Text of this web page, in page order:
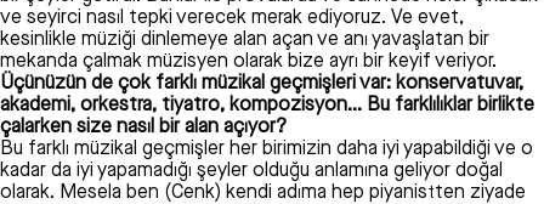
ve seyirci nasıl tepki verecek merak ediyoruz. Ve evet,
kesinlikle müziği dinlemeye alan açan ve anı yavaşlatan bir
mekanda çalmak müzisyen olarak bize ayrı bir keyif veriyor.
Üçünüzün de çok farklı müzikal geçmişleri var: konservatuvar,
akademi, orkestra, tiyatro, kompozisyon… Bu farklılıklar birlikte
çalarken size nasıl bir alan açıyor?
Bu farklı müzikal geçmişler her birimizin daha iyi yapabildiği ve o
kadar da iyi yapamadığı şeyler olduğu anlamına geliyor doğal
olarak. Mesela ben (Cenk) kendi adıma hep piyanistten ziyade